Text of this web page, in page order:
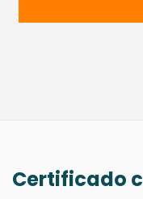
Certificado